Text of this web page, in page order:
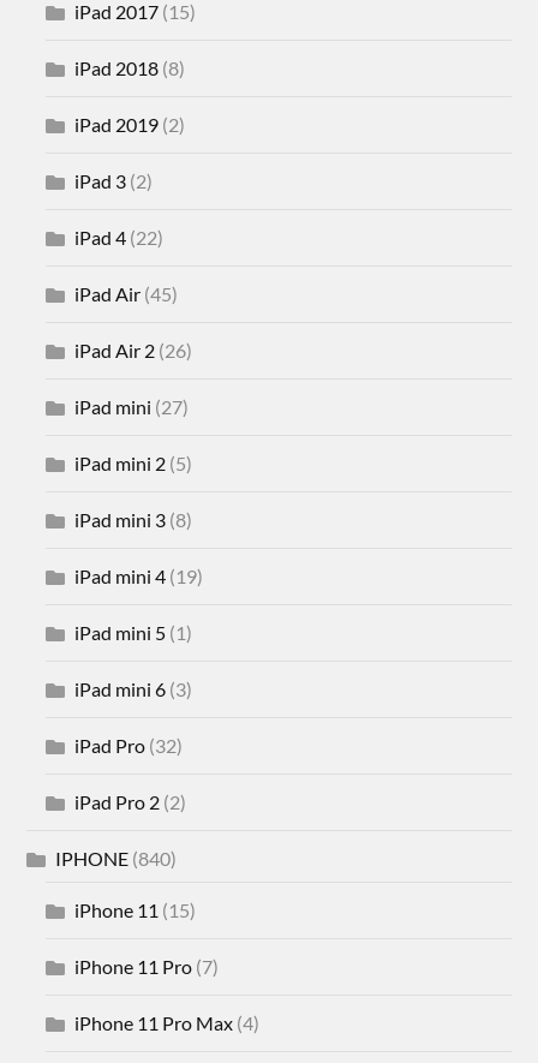
iPad 2017 (15)
iPad 2018 (8)
iPad 2019 (2)
iPad 3 (2)
iPad 4 (22)
iPad Air (45)
iPad Air 2 (26)
iPad mini (27)
iPad mini 2 (5)
iPad mini 3 (8)
iPad mini 4 (19)
iPad mini 5 (1)
iPad mini 6 (3)
iPad Pro (32)
iPad Pro 2 (2)
IPHONE (840)
iPhone 11 (15)
iPhone 11 Pro (7)
iPhone 11 Pro Max (4)